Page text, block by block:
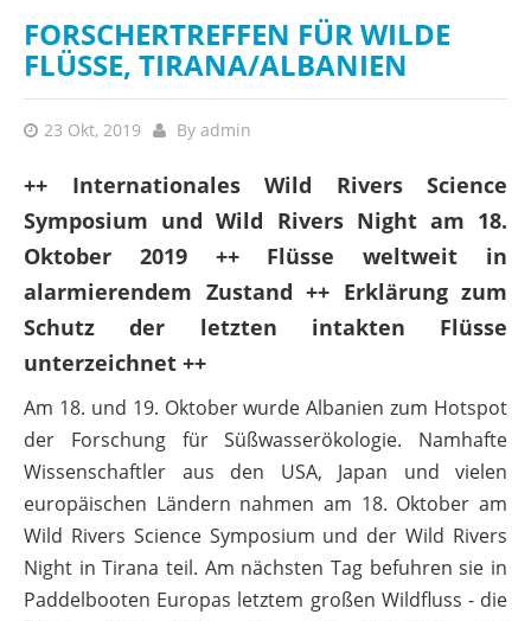
FORSCHERTREFFEN FÜR WILDE
FLÜSSE, TIRANA/ALBANIEN
23 Okt, 2019 By admin
++ Internationales Wild Rivers Science
Symposium und Wild Rivers Night am 18.
Oktober 2019 ++ Flüsse weltweit in
alarmierendem Zustand ++ Erklärung zum
Schutz der letzten intakten Flüsse
unterzeichnet ++
Am 18. und 19. Oktober wurde Albanien zum Hotspot
der Forschung für Süßwasserökologie. Namhafte
Wissenschaftler aus den USA, Japan und vielen
europäischen Ländern nahmen am 18. Oktober am
Wild Rivers Science Symposium und der Wild Rivers
Night in Tirana teil. Am nächsten Tag befuhren sie in
Paddelbooten Europas letztem großen Wildfluss - die